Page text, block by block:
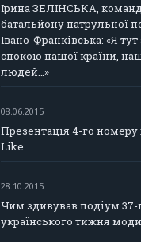
Ірина ЗЕЛІНСЬКА,
батальйону патрульної
Івано-Франківська: «Я
спокою нашої країни,
людей…»
08.06.2015
Презентація 4-го
Like.
28.10.2015
Чим здивував подіум 37-
українського тижня